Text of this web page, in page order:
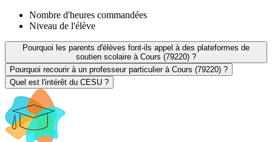
Nombre d'heures commandées
Niveau de l'élève
Pourquoi les parents d'élèves font-ils appel à des plateformes de
soutien scolaire à Cours (79220) ?
Pourquoi recourir à un professeur particulier à Cours (79220) ?
Quel est l'intérêt du CESU ?